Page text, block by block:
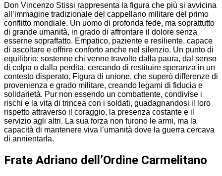
Don Vincenzo Stissi rappresenta la figura che più si avvicina
all’immagine tradizionale del cappellano militare del primo
conflitto mondiale. Un uomo di profonda fede, ma soprattutto
di grande umanità, in grado di affrontare il dolore senza
esserne sopraffatto. Empatico, paziente e resiliente, capace
di ascoltare e offrire conforto anche nel silenzio. Un punto di
equilibrio: sostenne chi venne travolto dalla paura, dal senso
di colpa o dalla perdita, cercando di restituire speranza in un
contesto disperato. Figura di unione, che superò differenze di
provenienza e grado militare, creando legami di fiducia e
solidarietà. Pur non essendo un combattente, condivise i
rischi e la vita di trincea con i soldati, guadagnandosi il loro
rispetto attraverso il coraggio, la presenza costante e il
servizio agli altri. La sua forza non furono le armi, ma la
capacità di mantenere viva l’umanità dove la guerra cercava
di annientarla.
Frate Adriano dell’Ordine Carmelitano